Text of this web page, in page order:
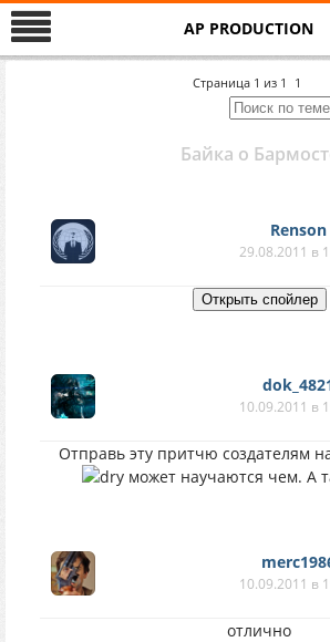
AP PRODUCTION
Страница 1 из 1 1
Байка о
Renson
29.08.2011 в
10.09.2011 в
Отправь эту притчю создателям
может научаются чем. А
10.09.2011 в
отлично